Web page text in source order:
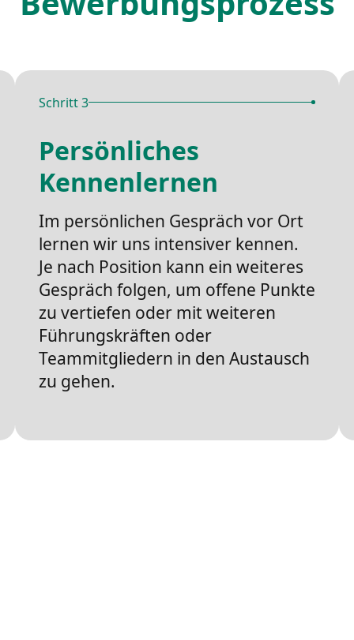
Schritt 3
Persönliches
Kennenlernen
Im persönlichen Gespräch vor Ort
lernen wir uns intensiver kennen.
Je nach Position kann ein weiteres
Gespräch folgen, um offene Punkte
zu vertiefen oder mit weiteren
Führungskräften oder
Teammitgliedern in den Austausch
zu gehen.